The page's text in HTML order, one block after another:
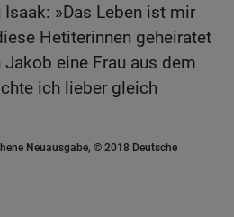
»Das Leben ist mir
Hetiterinnen geheiratet
Jakob eine Frau aus dem
ich lieber gleich
Neuausgabe, © 2018 Deutsche